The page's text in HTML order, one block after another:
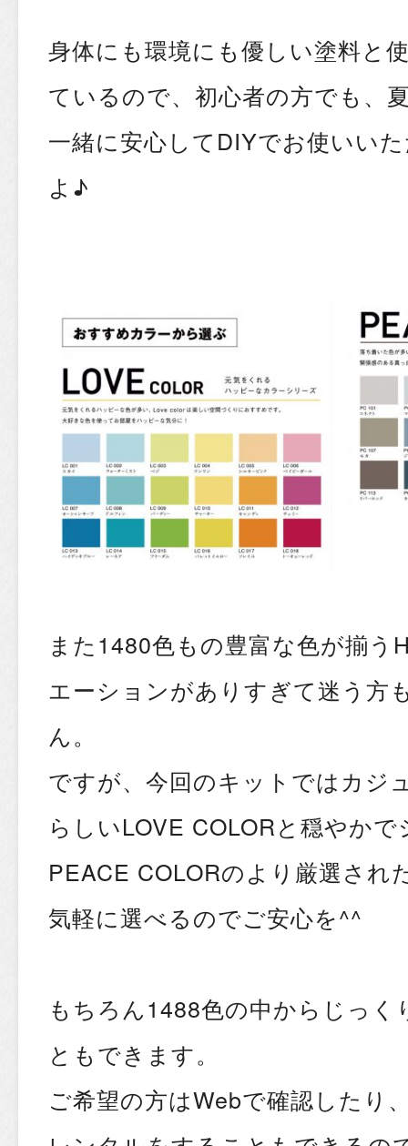
身体にも環境にも優しい塗料と
ているので、初心者の方でも、
一緒に安心してDIYでお使いい
よ♪
また1480色もの豊富な色が揃う
エーションがありすぎて迷う方
ん。
ですが、今回のキットではカジ
らしいLOVE COLORと穏やか
PEACE COLORのより厳選され
気軽に選べるのでご安心を^^
もちろん1488色の中からじっ
ともできます。
ご希望の方はWebで確認したり